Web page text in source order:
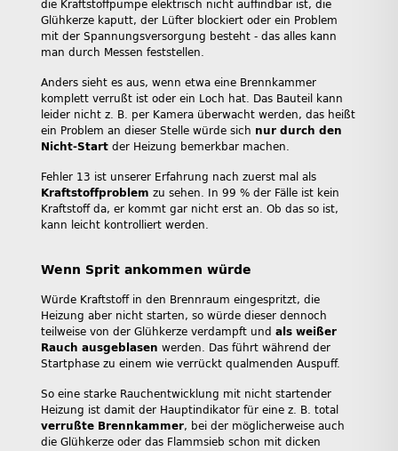
die Kraftstoffpumpe elektrisch nicht auffindbar ist, die
Glühkerze kaputt, der Lüfter blockiert oder ein Problem
mit der Spannungsversorgung besteht - das alles kann
man durch Messen feststellen.
Anders sieht es aus, wenn etwa eine Brennkammer
komplett verrußt ist oder ein Loch hat. Das Bauteil kann
leider nicht z. B. per Kamera überwacht werden, das heißt
ein Problem an dieser Stelle würde sich nur durch den
Nicht-Start der Heizung bemerkbar machen.
Fehler 13 ist unserer Erfahrung nach zuerst mal als
Kraftstoffproblem zu sehen. In 99 % der Fälle ist kein
Kraftstoff da, er kommt gar nicht erst an. Ob das so ist,
kann leicht kontrolliert werden.
Wenn Sprit ankommen würde
Würde Kraftstoff in den Brennraum eingespritzt, die
Heizung aber nicht starten, so würde dieser dennoch
teilweise von der Glühkerze verdampft und als weißer
Rauch ausgeblasen werden. Das führt während der
Startphase zu einem wie verrückt qualmenden Auspuff.
So eine starke Rauchentwicklung mit nicht startender
Heizung ist damit der Hauptindikator für eine z. B. total
verrußte Brennkammer, bei der möglicherweise auch
die Glühkerze oder das Flammsieb schon mit dicken